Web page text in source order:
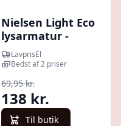
Nielsen Light Eco
lysarmatur -
27,8cm
LavprisEl
Bedst af 2 priser
69,95 kr.
138 kr.
Til butik